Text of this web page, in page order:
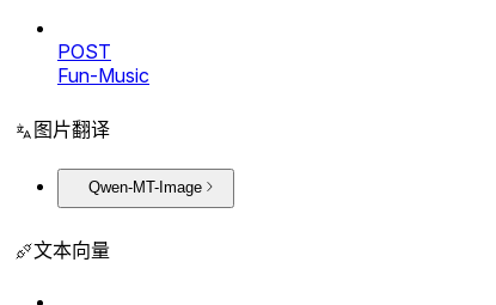
POST
Fun-Music
图片翻译
Qwen-MT-Image
文本向量